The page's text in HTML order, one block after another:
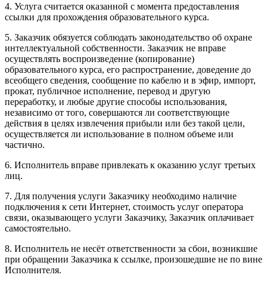
4. Услуга считается оказанной с момента предоставления
ссылки для прохождения образовательного курса.
5. Заказчик обязуется соблюдать законодательство об охране
интеллектуальной собственности. Заказчик не вправе
осуществлять воспроизведение (копирование)
образовательного курса, его распространение, доведение до
всеобщего сведения, сообщение по кабелю и в эфир, импорт,
прокат, публичное исполнение, перевод и другую
переработку, и любые другие способы использования,
независимо от того, совершаются ли соответствующие
действия в целях извлечения прибыли или без такой цели,
осуществляется ли использование в полном объеме или
частично.
6. Исполнитель вправе привлекать к оказанию услуг третьих
лиц.
7. Для получения услуги Заказчику необходимо наличие
подключения к сети Интернет, стоимость услуг оператора
связи, оказывающего услуги Заказчику, Заказчик оплачивает
самостоятельно.
8. Исполнитель не несёт ответственности за сбои, возникшие
при обращении Заказчика к ссылке, произошедшие не по вине
Исполнителя.